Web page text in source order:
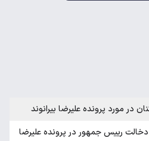
در مورد پرونده علیرضا بیرانوند
رییس جمهور در پرونده علیرضا